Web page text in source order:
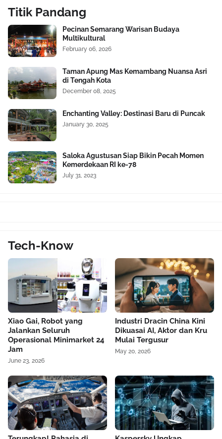
Titik Pandang
Pecinan Semarang Warisan Budaya
Multikultural
February 06, 2026
Taman Apung Mas Kemambang Nuansa Asri
di Tengah Kota
December 08, 2025
Enchanting Valley: Destinasi Baru di Puncak
January 30, 2025
Saloka Agustusan Siap Bikin Pecah Momen
Kemerdekaan RI ke-78
July 31, 2023
Tech-Know
Xiao Gai, Robot yang
Jalankan Seluruh
Operasional Minimarket 24
Jam
June 23, 2026
Industri Dracin China Kini
Dikuasai AI, Aktor dan Kru
Mulai Tergusur
May 20, 2026